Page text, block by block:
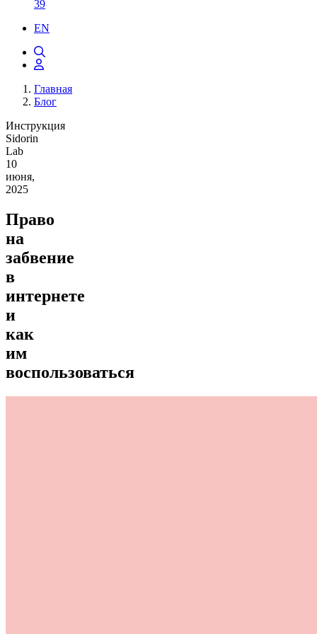
39
EN
Главная
Блог
Инструкция
Sidorin
Lab
10
июня,
2025
Право
на
забвение
в
интернете
и
как
им
воспользоваться